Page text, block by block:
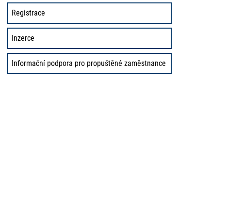
Registrace
Inzerce
Informační podpora pro propuštěné zaměstnance